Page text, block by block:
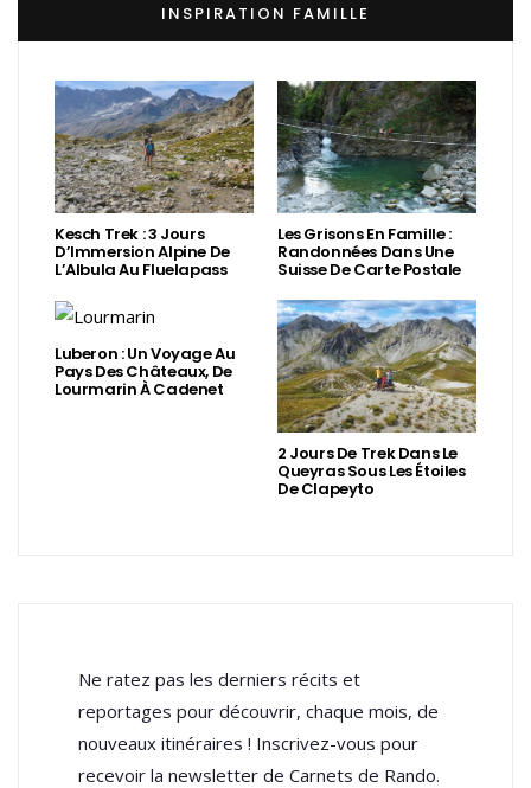
INSPIRATION FAMILLE
Kesch Trek : 3 Jours
D’Immersion Alpine De
L’Albula Au Fluelapass
Les Grisons En Famille :
Randonnées Dans Une
Suisse De Carte Postale
Luberon : Un Voyage Au
Pays Des Châteaux, De
Lourmarin À Cadenet
2 Jours De Trek Dans Le
Queyras Sous Les Étoiles
De Clapeyto
Ne ratez pas les derniers récits et
reportages pour découvrir, chaque mois, de
nouveaux itinéraires ! Inscrivez-vous pour
recevoir la newsletter de Carnets de Rando.